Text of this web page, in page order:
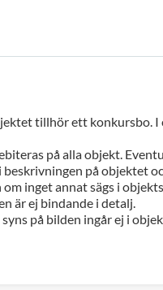
tillhör ett konkursbo.
på alla objekt.
på objektet
inget annat sägs i
är ej bindande i detalj.
på bilden ingår ej i